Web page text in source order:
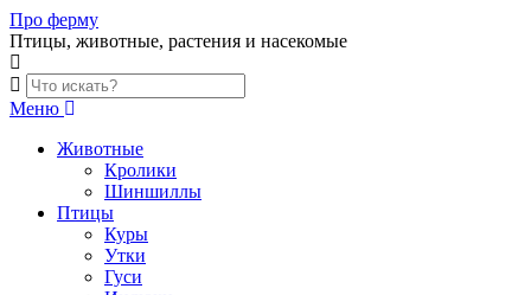
Skip
to
content
Про ферму
Птицы, животные, растения и насекомые
Меню
Животные
Кролики
Шиншиллы
Птицы
Куры
Утки
Гуси